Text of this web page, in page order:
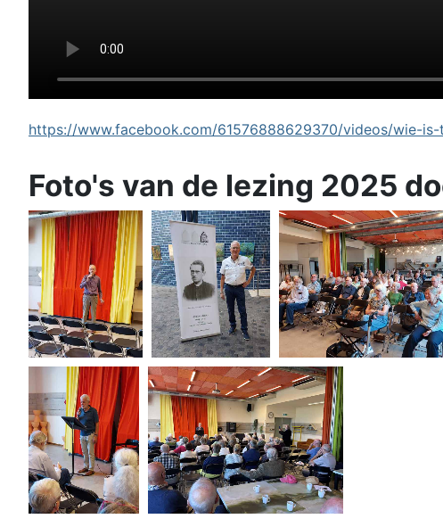
https://www.facebook.com/61576888629370/videos/wie-
Foto's van de lezing 2025